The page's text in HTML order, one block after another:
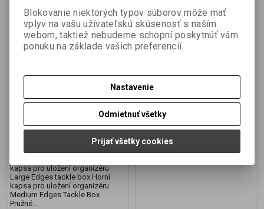
FOX Camolite Compact
Výrobca:FOX
Záruka (mesiacov):
Termín dodania (dni):2
Počet v balení:1 ks
Perfektní pro krátké výpravy a
pohyblivé rybaření Objem
kapsa pro uložení organizéru
Large Edges tackle box Horní
kapsa pro uložení organizéru
Medium Edges Tackle Box
Pružné...
CAMOLITE RUCKALL
Výrobca:FOX
Katalógové číslo:
Termín dodania (dni):7
Hmotnosť balenia:
Počet v balení:1 ks
Zľava platí do vypredania zásob.
Blokovanie niektorých typov súborov môže mať
vplyv na vašu užívateľskú skúsenosť s naším
webom, taktiež nebudeme schopní poskytnúť vám
ponuku na základe vašich preferencií.
Nastavenie
Odmietnuť všetky
Prijať všetky cookies